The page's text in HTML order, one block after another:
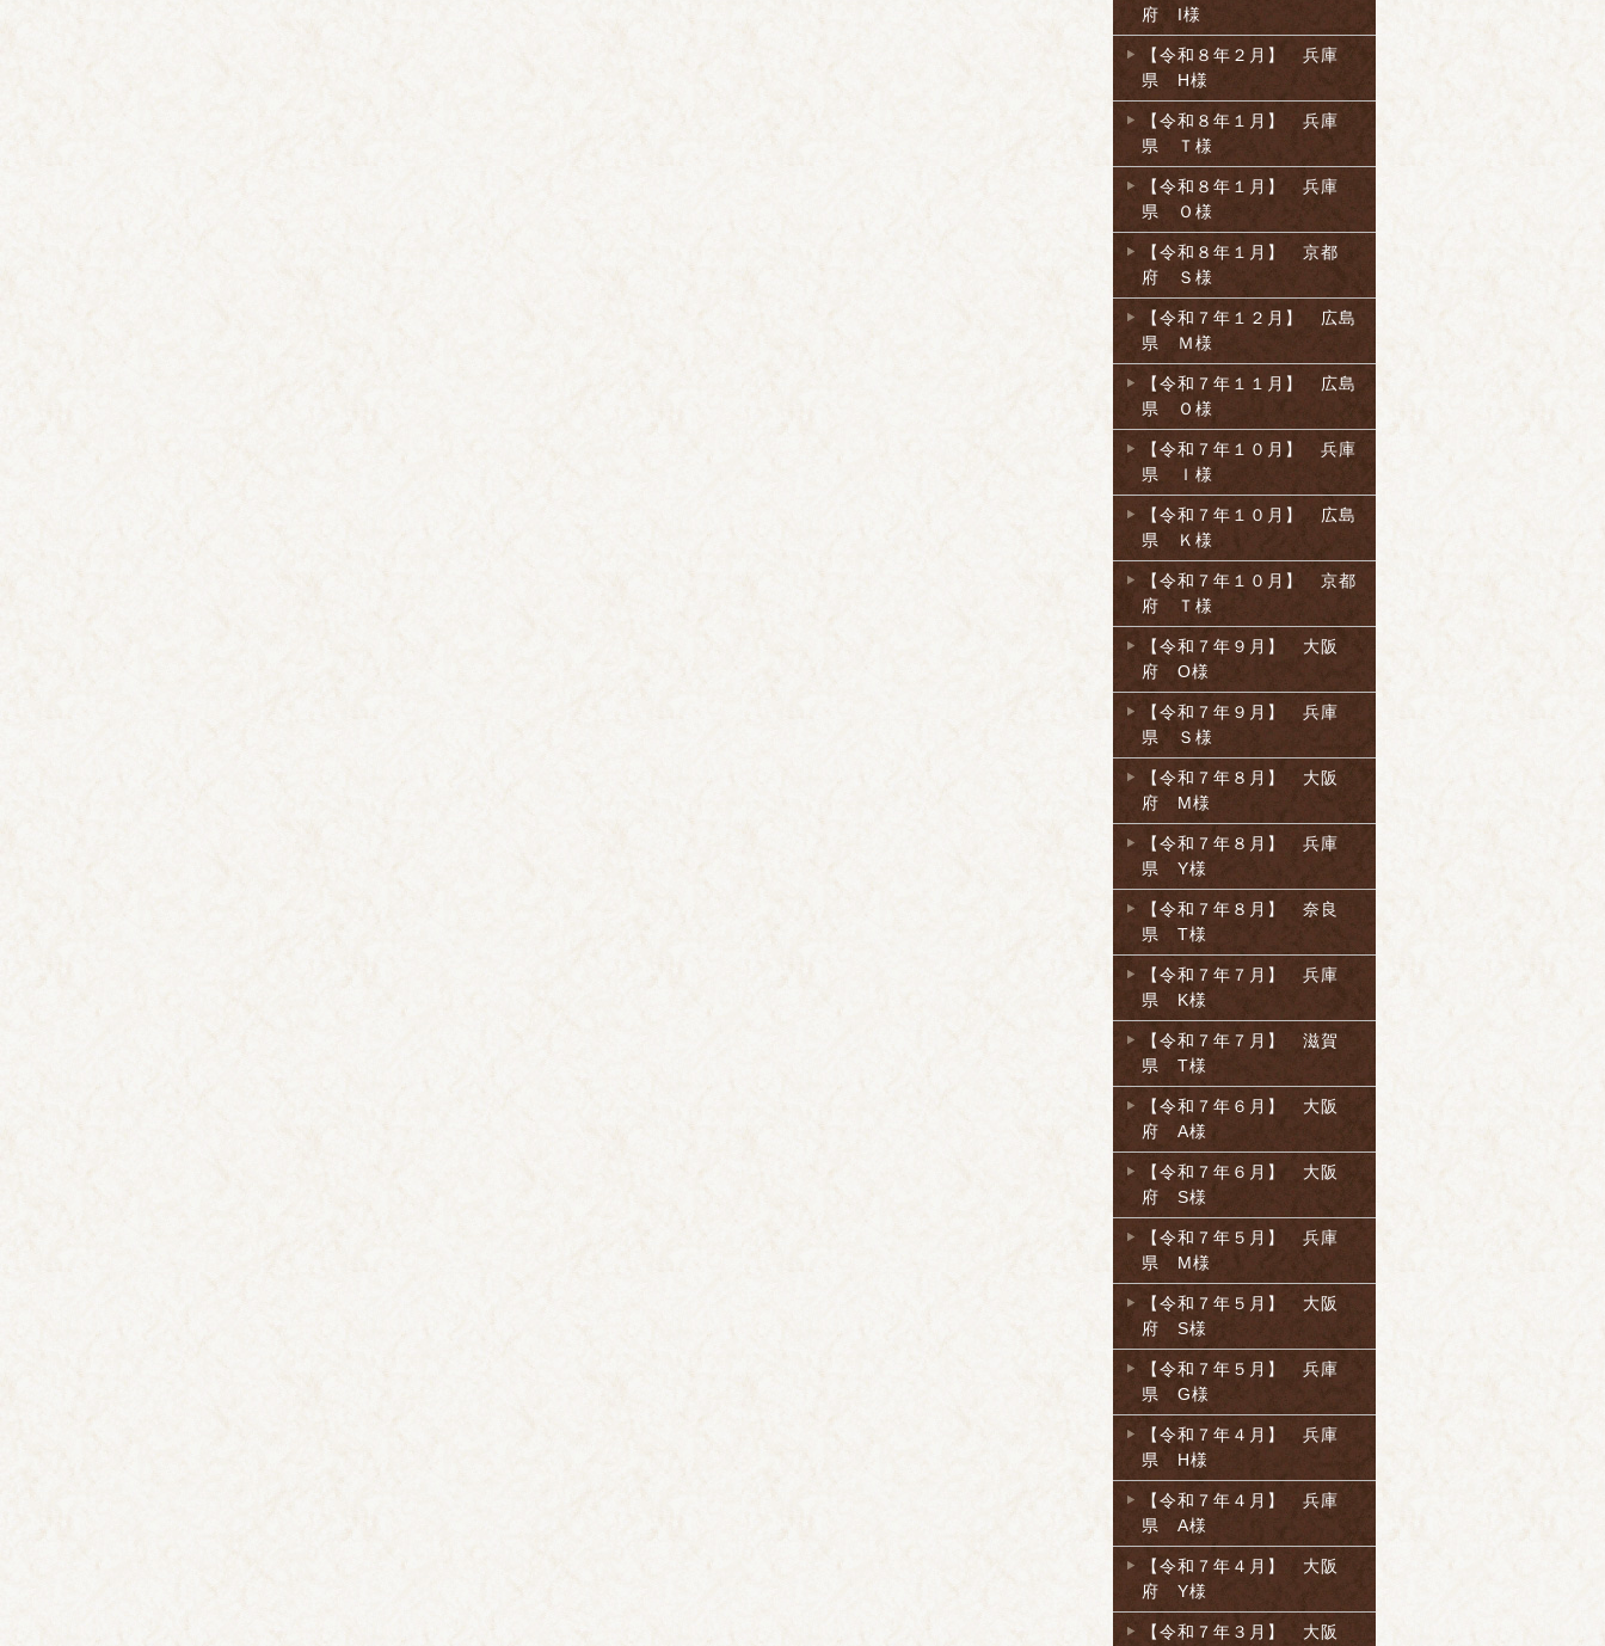
府 I様
【令和８年２月】 兵庫
県 H様
【令和８年１月】 兵庫
県 Ｔ様
【令和８年１月】 兵庫
県 Ｏ様
【令和８年１月】 京都
府 Ｓ様
【令和７年１２月】 広島
県 Ｍ様
【令和７年１１月】 広島
県 Ｏ様
【令和７年１０月】 兵庫
県 Ｉ様
【令和７年１０月】 広島
県 Ｋ様
【令和７年１０月】 京都
府 Ｔ様
【令和７年９月】 大阪
府 O様
【令和７年９月】 兵庫
県 Ｓ様
【令和７年８月】 大阪
府 M様
【令和７年８月】 兵庫
県 Y様
【令和７年８月】 奈良
県 T様
【令和７年７月】 兵庫
県 K様
【令和７年７月】 滋賀
県 T様
【令和７年６月】 大阪
府 A様
【令和７年６月】 大阪
府 S様
【令和７年５月】 兵庫
県 M様
【令和７年５月】 大阪
府 S様
【令和７年５月】 兵庫
県 G様
【令和７年４月】 兵庫
県 H様
【令和７年４月】 兵庫
県 A様
【令和７年４月】 大阪
府 Y様
【令和７年３月】 大阪